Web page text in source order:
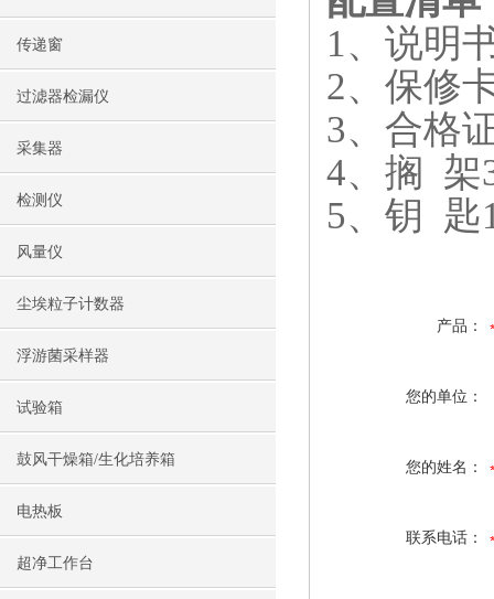
传递窗
过滤器检漏仪
采集器
检测仪
风量仪
尘埃粒子计数器
浮游菌采样器
试验箱
鼓风干燥箱/生化培养箱
电热板
超净工作台
1、说明
2、保修
3、合格
4、搁
5、钥 匙
产品：
您的单位：
您的姓名：
联系电话：